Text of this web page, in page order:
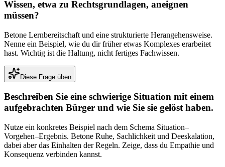
Wissen, etwa zu Rechtsgrundlagen, aneignen
müssen?
Betone Lernbereitschaft und eine strukturierte Herangehensweise.
Nenne ein Beispiel, wie du dir früher etwas Komplexes erarbeitet
hast. Wichtig ist die Haltung, nicht fertiges Fachwissen.
Diese Frage üben
Beschreiben Sie eine schwierige Situation mit einem
aufgebrachten Bürger und wie Sie sie gelöst haben.
Nutze ein konkretes Beispiel nach dem Schema Situation–
Vorgehen–Ergebnis. Betone Ruhe, Sachlichkeit und Deeskalation,
dabei aber das Einhalten der Regeln. Zeige, dass du Empathie und
Konsequenz verbinden kannst.